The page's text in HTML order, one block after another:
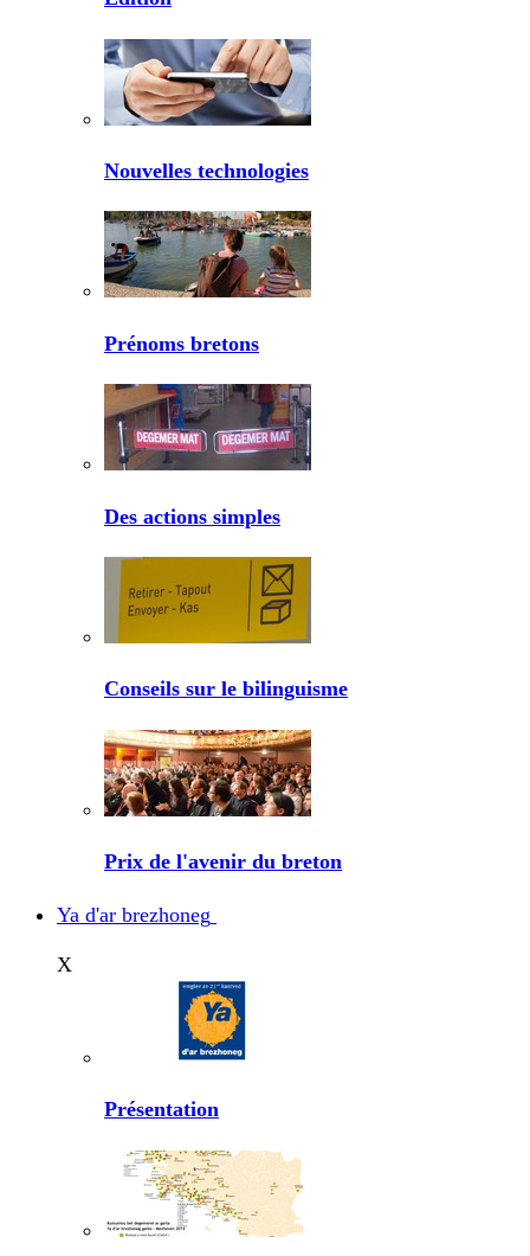
Nouvelles technologies
Prénoms bretons
Des actions simples
Conseils sur le bilinguisme
Prix de l'avenir du breton
Ya d'ar brezhoneg
X
Présentation